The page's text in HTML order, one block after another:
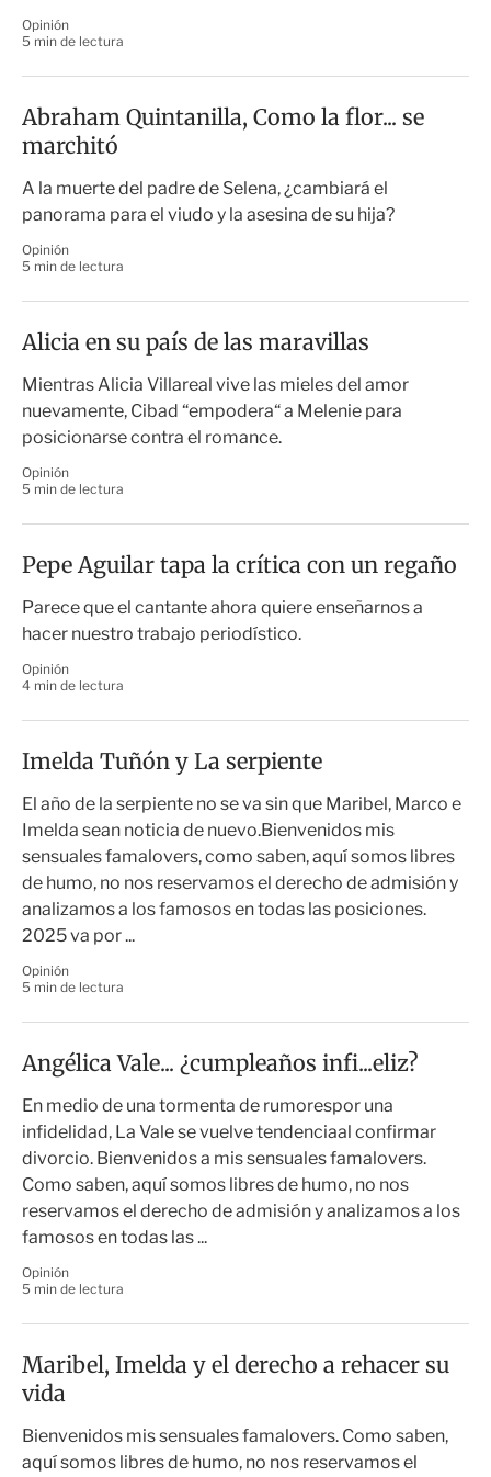
Opinión
5 min de lectura
Abraham Quintanilla, Como la flor... se
marchitó
A la muerte del padre de Selena, ¿cambiará el
panorama para el viudo y la asesina de su hija?
Opinión
5 min de lectura
Alicia en su país de las maravillas
Mientras Alicia Villareal vive las mieles del amor
nuevamente, Cibad “empodera“ a Melenie para
posicionarse contra el romance.
Opinión
5 min de lectura
Pepe Aguilar tapa la crítica con un regaño
Parece que el cantante ahora quiere enseñarnos a
hacer nuestro trabajo periodístico.
Opinión
4 min de lectura
Imelda Tuñón y La serpiente
El año de la serpiente no se va sin que Maribel, Marco e
Imelda sean noticia de nuevo.Bienvenidos mis
sensuales famalovers, como saben, aquí somos libres
de humo, no nos reservamos el derecho de admisión y
analizamos a los famosos en todas las posiciones.
2025 va por ...
Opinión
5 min de lectura
Angélica Vale... ¿cumpleaños infi...eliz?
En medio de una tormenta de rumorespor una
infidelidad, La Vale se vuelve tendenciaal confirmar
divorcio. Bienvenidos a mis sensuales famalovers.
Como saben, aquí somos libres de humo, no nos
reservamos el derecho de admisión y analizamos a los
famosos en todas las ...
Opinión
5 min de lectura
Maribel, Imelda y el derecho a rehacer su
vida
Bienvenidos mis sensuales famalovers. Como saben,
aquí somos libres de humo, no nos reservamos el